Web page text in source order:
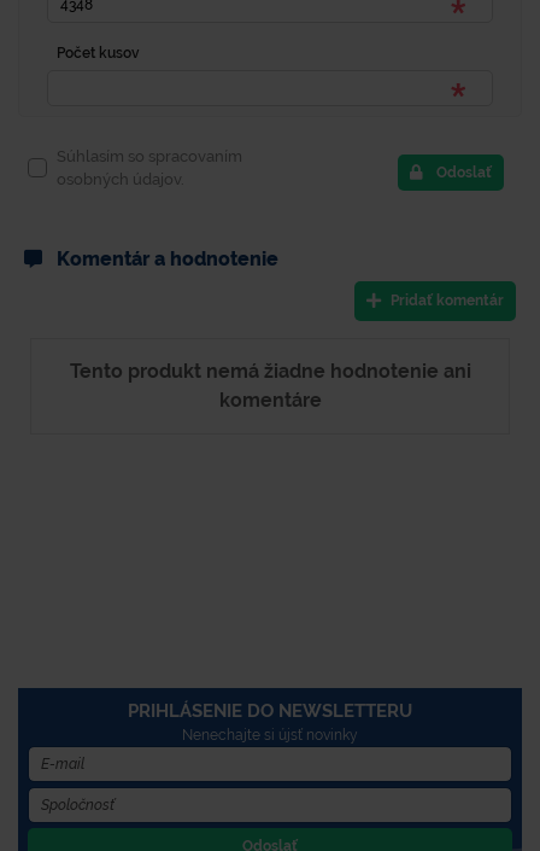
Počet kusov
Súhlasím so spracovaním
osobných údajov.
Odoslať
Komentár a hodnotenie
Pridať komentár
Tento produkt nemá žiadne hodnotenie ani
komentáre
PRIHLÁSENIE DO NEWSLETTERU
Nenechajte si újsť novinky
Odoslať